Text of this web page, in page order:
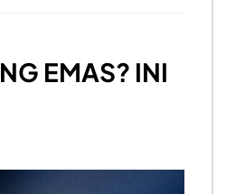
EMAS? INI